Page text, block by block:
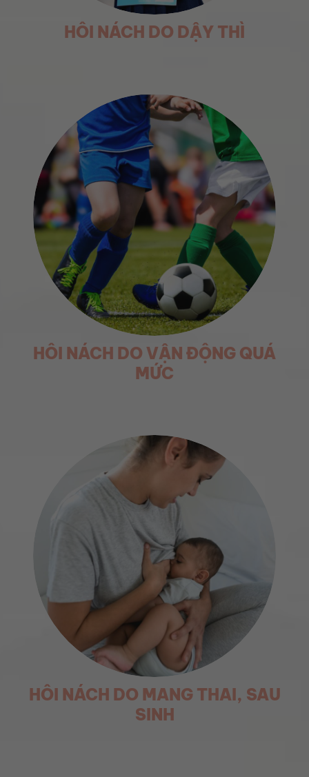
HÔI NÁCH DO DẬY THÌ
HÔI NÁCH DO VẬN ĐỘNG QUÁ
MỨC
HÔI NÁCH DO MANG THAI, SAU
SINH